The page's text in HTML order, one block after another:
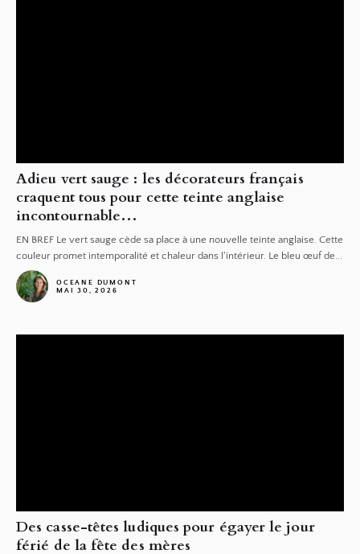
Adieu vert sauge : les décorateurs français
craquent tous pour cette teinte anglaise
incontournable…
EN BREF Le vert sauge cède sa place à une nouvelle teinte anglaise. Cette
couleur promet intemporalité et chaleur dans l'intérieur. Le bleu œuf de...
OCEANE DUMONT
MAI 30, 2026
Des casse-têtes ludiques pour égayer le jour
férié de la fête des mères